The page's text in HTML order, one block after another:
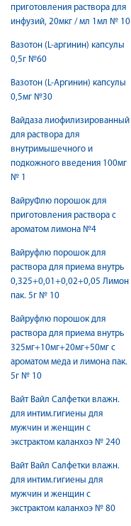
приготовления раствора для
инфузий, 20мкг / мл 1мл № 10
Вазотон (L-аргинин) капсулы
0,5г №60
Вазотон (L-Аргинин) капсулы
0,5мг №30
Вайдаза лиофилизированный
для раствора для
внутримышечного и
подкожного введения 100мг
№ 1
ВайруФлю порошок для
приготовления раствора с
ароматом лимона №4
Вайруфлю порошок для
раствора для приема внутрь
0,325+0,01+0,02+0,05 Лимон
пак. 5г № 10
Вайруфлю порошок для
раствора для приема внутрь
325мг+10мг+20мг+50мг с
ароматом меда и лимона пак.
5г № 10
Вайт Вайл Салфетки влажн.
для интим.гигиены для
мужчин и женщин с
экстрактом каланхоэ № 240
Вайт Вайл Салфетки влажн.
для интим.гигиены для
мужчин и женщин с
экстрактом каланхоэ № 80